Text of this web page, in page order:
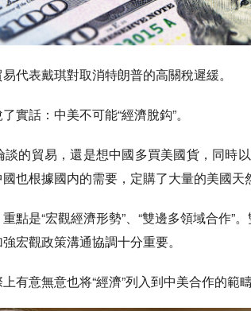
代表戴琪對取消特朗普的高關稅遲緩。
實話：中美不可能“經濟脫鈎”。
的貿易，還是想中國多買美國貨，同時
也根據國内的需要，定購了大量的美國天
點是“宏觀經濟形勢”、“雙邊多領域合作”
宏觀政策溝通協調十分重要。
有意無意也将“經濟”列入到中美合作的範疇